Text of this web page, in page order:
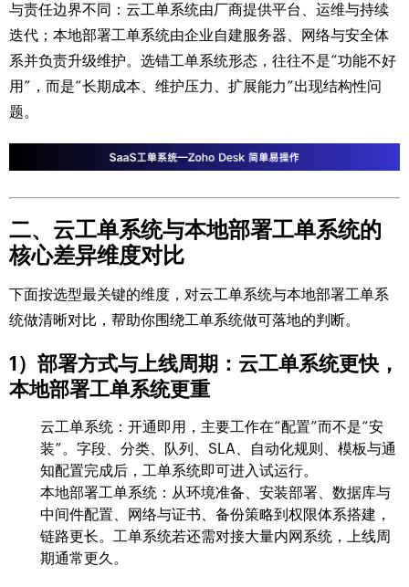
与责任边界不同：云工单系统由厂商提供平台、运维与持续
迭代；本地部署工单系统由企业自建服务器、网络与安全体
系并负责升级维护。选错工单系统形态，往往不是“功能不好
用”，而是“长期成本、维护压力、扩展能力”出现结构性问
题。
二、云工单系统与本地部署工单系统的
核心差异维度对比
下面按选型最关键的维度，对云工单系统与本地部署工单系
统做清晰对比，帮助你围绕工单系统做可落地的判断。
1）部署方式与上线周期：云工单系统更快，
本地部署工单系统更重
云工单系统：开通即用，主要工作在“配置”而不是“安
装”。字段、分类、队列、SLA、自动化规则、模板与通
知配置完成后，工单系统即可进入试运行。
本地部署工单系统：从环境准备、安装部署、数据库与
中间件配置、网络与证书、备份策略到权限体系搭建，
链路更长。工单系统若还需对接大量内网系统，上线周
期通常更久。